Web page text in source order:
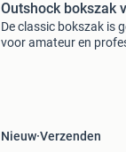
Outshock bokszak
De classic bokszak is
voor amateur en
Nieuw Verzenden